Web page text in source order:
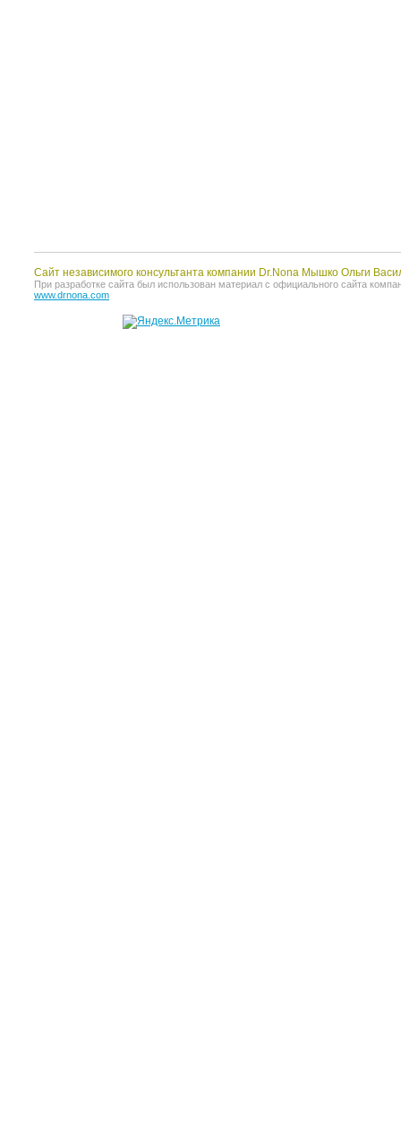
Сайт независимого консультанта компании Dr.Nona Мышко Ольги
При разработке сайта был использован материал с официального сайта
www.drnona.com